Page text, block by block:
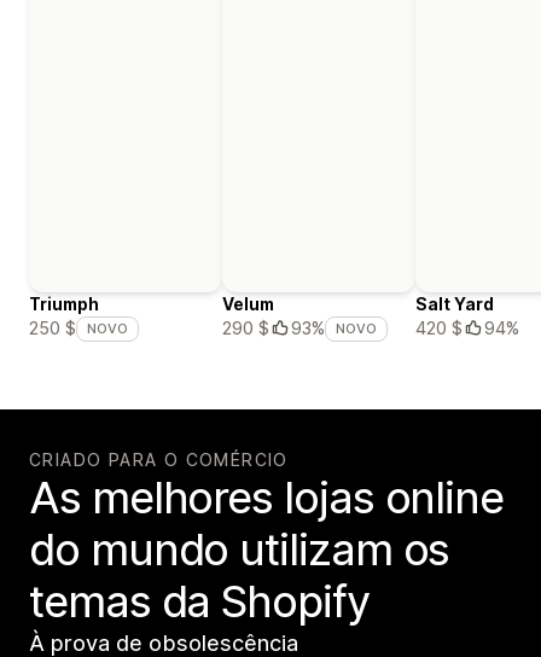
Triumph
250 $
NOVO
Velum
290 $
93% NOVO
Salt Yard
420 $
94%
CRIADO PARA O COMÉRCIO
As melhores lojas online
do mundo utilizam os
temas da Shopify
À prova de obsolescência